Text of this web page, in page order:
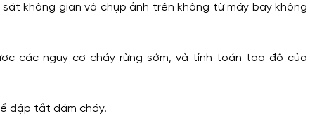
không gian và chụp ảnh trên không từ máy bay không
các nguy cơ cháy rừng sớm, và tính toán tọa độ của
dập tắt đám cháy.